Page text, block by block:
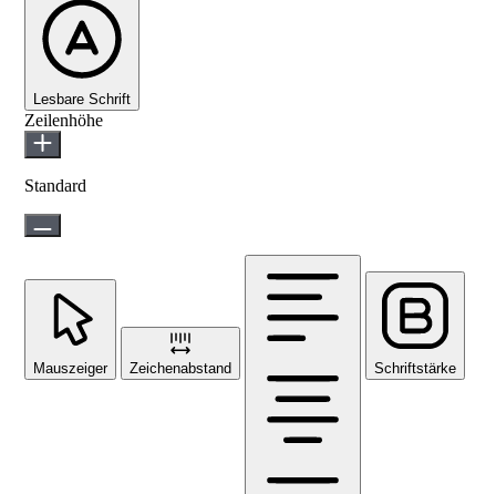
Lesbare Schrift
Zeilenhöhe
Standard
Mauszeiger Zeichenabstand Schriftstärke